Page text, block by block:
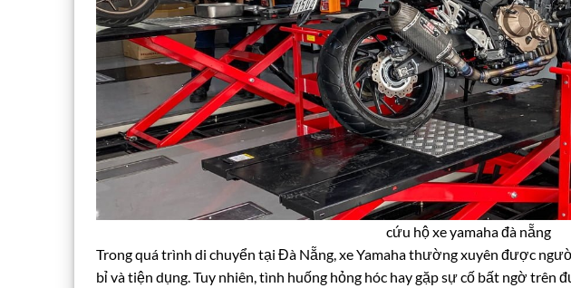
cứu hộ xe yamaha đà nẵng
Trong quá trình di chuyển tại Đà Nẵng, xe Yamaha thường xuyên được
bỉ và tiện dụng. Tuy nhiên, tình huống hỏng hóc hay gặp sự cố bất ngờ trên